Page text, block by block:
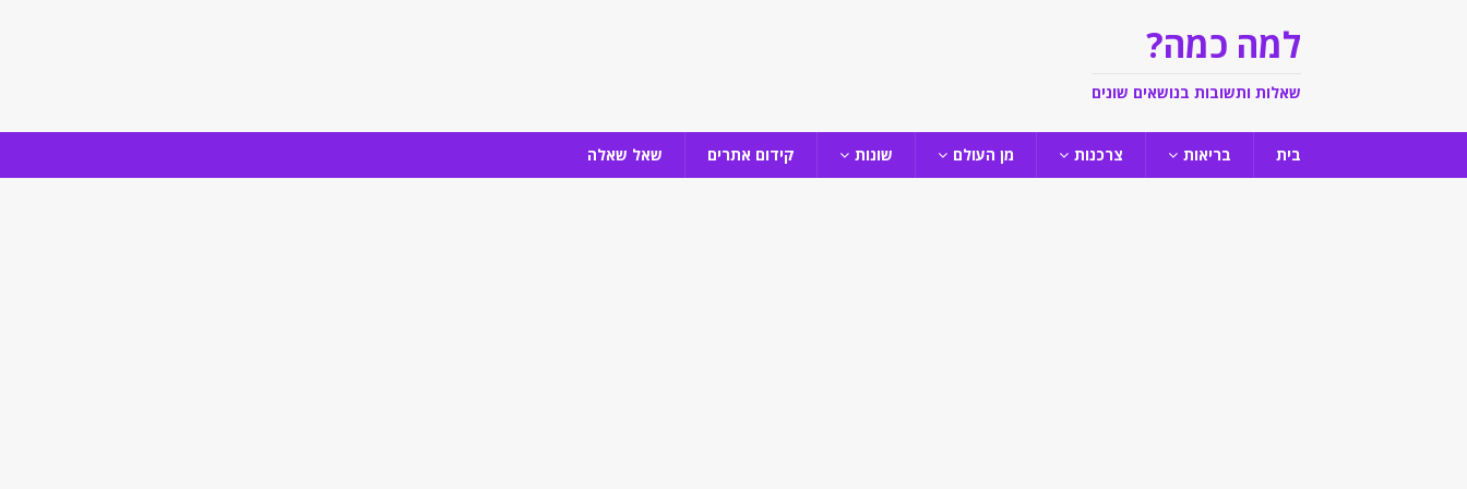
למה כמה?
שאלות ותשובות בנושאים שונים
בית בריאות צרכנות מן העולם שונות קידום אתרים שאל שאלה